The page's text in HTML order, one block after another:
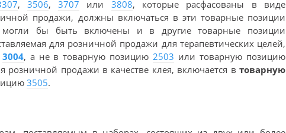
, 3506,3707 или 3808, которые расфасованы в виде
продажи, должны включаться в эти товарные позиции
бы быть включены и в другие товарные позиции
для розничной продажи для терапевтических целей,
3004, а не в товарную позицию2503 или товарную позицию
розничной продажи в качестве клея, включается в товарную
3505.